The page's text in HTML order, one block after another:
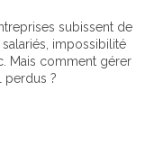
subissent de
impossibilité
Mais comment gérer
perdus ?